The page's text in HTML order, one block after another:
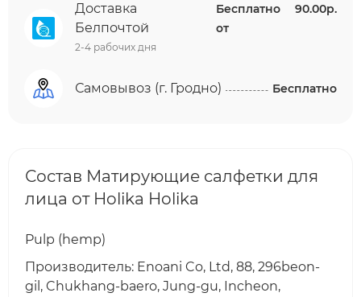
Доставка
Белпочтой
2-4 рабочих дня
Бесплатно
от
90.00р.
Самовывоз (г. Гродно) Бесплатно
Состав Матирующие салфетки для
лица от Holika Holika
Pulp (hemp)
Производитель: Enoani Co, Ltd, 88, 296beon-
gil, Chukhang-baero, Jung-gu, Incheon,